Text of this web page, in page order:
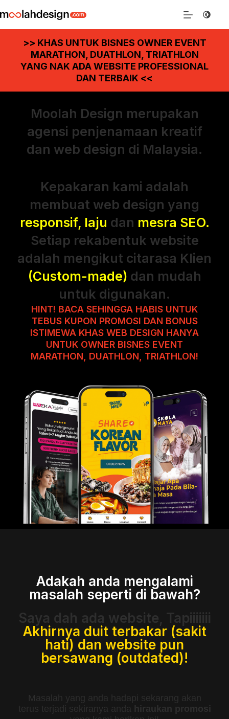
>> KHAS UNTUK BISNES OWNER EVENT
MARATHON, DUATHLON, TRIATHLON
YANG NAK ADA WEBSITE PROFESSIONAL
DAN TERBAIK <<
Moolah Design merupakan
agensi penjenamaan kreatif
dan web design di Malaysia.
Kepakaran kami adalah
membuat web design yang
responsif, laju dan mesra SEO.
Setiap rekabentuk website
adalah mengikut citarasa Klien
(Custom-made) dan mudah
untuk digunakan.
HINT! BACA SEHINGGA HABIS UNTUK
TEBUS KUPON PROMOSI DAN BONUS
ISTIMEWA KHAS WEB DESIGN HANYA
UNTUK OWNER BISNES EVENT
MARATHON, DUATHLON, TRIATHLON!
Adakah anda mengalami
masalah seperti di bawah?
Saya dah ada website, Tapiiiiiii
Akhirnya duit terbakar (sakit
hati) dan website pun
bersawang (outdated)!
Masalah yang anda hadapi sekarang akan
terus terjadi sekiranya anda hiraukan promosi